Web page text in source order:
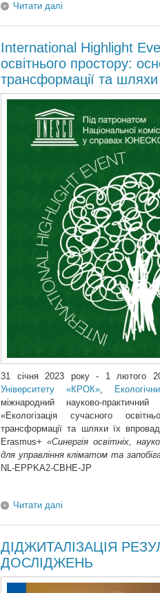
Читати далі
International Highlight
освітнього простору:
трансформації та
31 січня 2023 року - 1 лютого
Університету «КРОК»,
міжнародний науково-
«Екологізація сучасного
трансформації та шляхи їх
Erasmus+ «Синергія освітніх,
для управління кліматом та
NL-EPPKA2-CBHE-JP
Читати далі
ДІДЖИТАЛІЗАЦІЯ
ДОСЛІДЖЕНЬ